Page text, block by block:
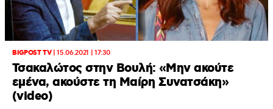
BIGPOST TV|15.06.2021 | 17:30
Τσακαλώτος στην Βουλή: «Μην ακούτε
εμένα, ακούστε τη Μαίρη Συνατσάκη»
(video)